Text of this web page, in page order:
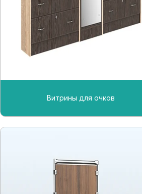
Витрины для очков